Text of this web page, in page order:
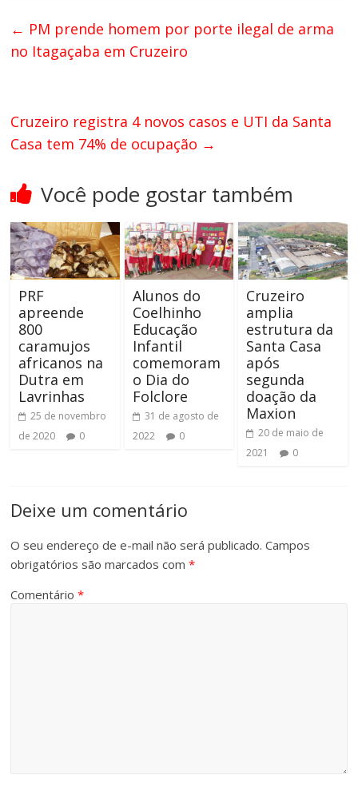
← PM prende homem por porte ilegal de arma
no Itagaçaba em Cruzeiro
Cruzeiro registra 4 novos casos e UTI da Santa
Casa tem 74% de ocupação →
Você pode gostar também
PRF
apreende
800
caramujos
africanos na
Dutra em
Lavrinhas
25 de novembro
de 2020
0
Alunos do
Coelhinho
Educação
Infantil
comemoram
o Dia do
Folclore
31 de agosto de
2022
0
Cruzeiro
amplia
estrutura da
Santa Casa
após
segunda
doação da
Maxion
20 de maio de
2021
0
Deixe um comentário
O seu endereço de e-mail não será publicado. Campos
obrigatórios são marcados com*
Comentário*